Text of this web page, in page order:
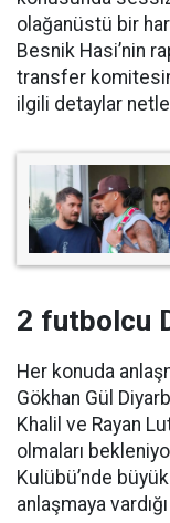
olağanüstü bir
Besnik Hasi’nin
transfer
ilgili detaylar
2 futbolcu
Her konuda
Gökhan Gül
Khalil ve Rayan
olmaları
Kulübü’nde
anlaşmaya